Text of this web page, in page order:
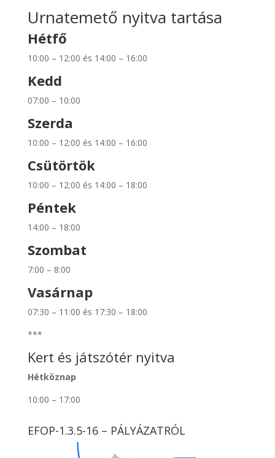
Urnatemető nyitva tartása
Hétfő
10:00 – 12:00 és 14:00 – 16:00
Kedd
07:00 – 10:00
Szerda
10:00 – 12:00 és 14:00 – 16:00
Csütörtök
10:00 – 12:00 és 14:00 – 18:00
Péntek
14:00 – 18:00
Szombat
7:00 – 8:00
Vasárnap
07:30 – 11:00 és 17:30 – 18:00
***
Kert és játszótér nyitva
Hétköznap
10:00 – 17:00
EFOP-1.3.5-16 – PÁLYÁZATRÓL